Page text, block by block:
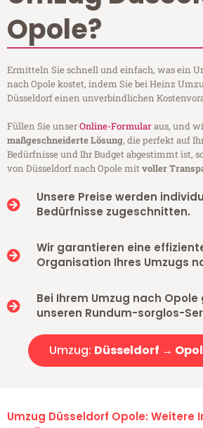
Opole?
Ermitteln Sie schnell und einfach, was ein
nach Opole kostet, indem Sie bei Heinz
Düsseldorf einen unverbindlichen
Füllen Sie unserOnline-Formularaus, und
maßgeschneiderte Lösung, die perfekt auf
Bedürfnisse und Ihr Budget abgestimmt ist,
von Düsseldorf nach Opole mitvoller
Unsere Preise werden
Bedürfnisse zugeschnitten.
Wir garantieren eine
Organisation Ihres Umzugs
Bei Ihrem Umzug nach Opole
unseren Rundum-sorglos-
Umzug: Düsseldorf →
Umzug Düsseldorf Opole: Weitere